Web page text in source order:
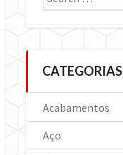
for:
CATEGORIAS
Acabamentos
Aço